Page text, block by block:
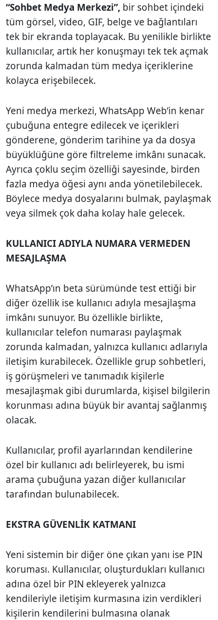
“Sohbet Medya Merkezi”, bir sohbet içindeki
tüm görsel, video, GIF, belge ve bağlantıları
tek bir ekranda toplayacak. Bu yenilikle birlikte
kullanıcılar, artık her konuşmayı tek tek açmak
zorunda kalmadan tüm medya içeriklerine
kolayca erişebilecek.
Yeni medya merkezi, WhatsApp Web’in kenar
çubuğuna entegre edilecek ve içerikleri
gönderene, gönderim tarihine ya da dosya
büyüklüğüne göre filtreleme imkânı sunacak.
Ayrıca çoklu seçim özelliği sayesinde, birden
fazla medya öğesi aynı anda yönetilebilecek.
Böylece medya dosyalarını bulmak, paylaşmak
veya silmek çok daha kolay hale gelecek.
KULLANICI ADIYLA NUMARA VERMEDEN
MESAJLAŞMA
WhatsApp’ın beta sürümünde test ettiği bir
diğer özellik ise kullanıcı adıyla mesajlaşma
imkânı sunuyor. Bu özellikle birlikte,
kullanıcılar telefon numarası paylaşmak
zorunda kalmadan, yalnızca kullanıcı adlarıyla
iletişim kurabilecek. Özellikle grup sohbetleri,
iş görüşmeleri ve tanımadık kişilerle
mesajlaşmak gibi durumlarda, kişisel bilgilerin
korunması adına büyük bir avantaj sağlanmış
olacak.
Kullanıcılar, profil ayarlarından kendilerine
özel bir kullanıcı adı belirleyerek, bu ismi
arama çubuğuna yazan diğer kullanıcılar
tarafından bulunabilecek.
EKSTRA GÜVENLİK KATMANI
Yeni sistemin bir diğer öne çıkan yanı ise PIN
koruması. Kullanıcılar, oluşturdukları kullanıcı
adına özel bir PIN ekleyerek yalnızca
kendileriyle iletişim kurmasına izin verdikleri
kişilerin kendilerini bulmasına olanak